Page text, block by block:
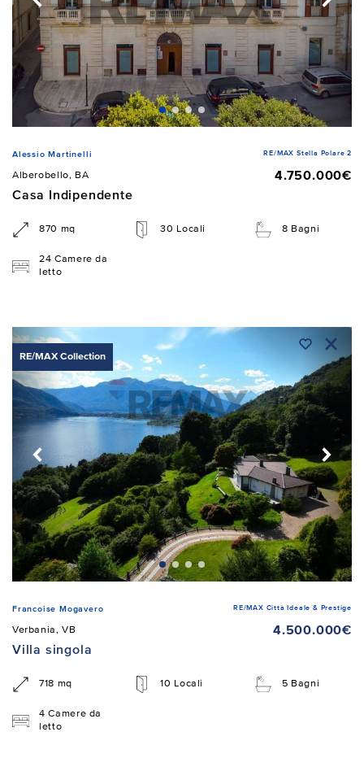
Alessio Martinelli RE/MAX Stella Polare 2
Alberobello, BA
4.750.000€
Casa Indipendente
870 mq 30 Locali 8 Bagni
24 Camere da
letto
RE/MAX Collection
Francoise Mogavero RE/MAX Città Ideale & Prestige
Verbania, VB
4.500.000€
Villa singola
718 mq 10 Locali 5 Bagni
4 Camere da
letto